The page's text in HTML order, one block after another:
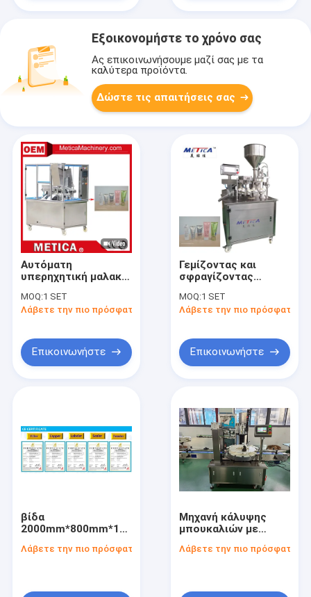
Εξοικονομήστε το χρόνο σας
Ας επικοινωνήσουμε μαζί σας με τα
καλύτερα προϊόντα.
Δώστε τις απαιτήσεις σας
Αυτόματη
υπερηχητική μαλακή
μηχανή σωλήνων με
την πλήρωση της
MOQ:1 SET
Λάβετε την πιο πρόσφατη τιμή
Επικοινωνήστε
Γεμίζοντας και
σφραγίζοντας
αυτόματων μαλακών
σωλήνων για τη
χημική ουσία και τις
βιομηχανίες
τροφίμων
MOQ:1 SET
Λάβετε την πιο πρόσφατη
Επικοινωνήστε
βίδα
2000mm*800mm*1500mm
αυτόματο σύστημα
Λάβετε την πιο πρόσφατη τιμή
Μηχανή κάλυψης
μπουκαλιών με
20-100 mm Βάρος
Λάβετε την πιο πρόσφατη